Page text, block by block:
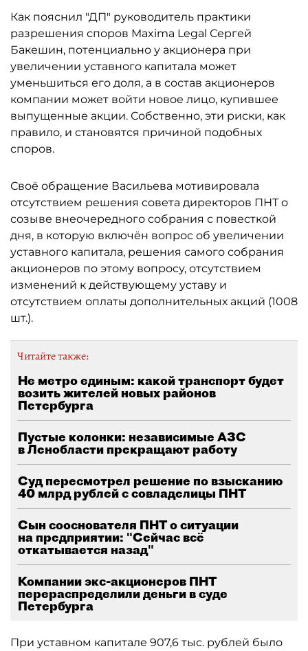
Как пояснил "ДП" руководитель практики
разрешения споров Maxima Legal Сергей
Бакешин, потенциально у акционера при
увеличении уставного капитала может
уменьшиться его доля, а в состав акционеров
компании может войти новое лицо, купившее
выпущенные акции. Собственно, эти риски, как
правило, и становятся причиной подобных
споров.
Своё обращение Васильева мотивировала
отсутствием решения совета директоров ПНТ о
созыве внеочередного собрания с повесткой
дня, в которую включён вопрос об увеличении
уставного капитала, решения самого собрания
акционеров по этому вопросу, отсутствием
изменений к действующему уставу и
отсутствием оплаты дополнительных акций (1008
шт.).
Читайте также:
Не метро единым: какой транспорт будет
возить жителей новых районов
Петербурга
Пустые колонки: независимые АЗС
в Ленобласти прекращают работу
Суд пересмотрел решение по взысканию
40 млрд рублей с совладелицы ПНТ
Сын сооснователя ПНТ о ситуации
на предприятии: "Сейчас всё
откатывается назад"
Компании экс-акционеров ПНТ
перераспределили деньги в суде
Петербурга
При уставном капитале 907,6 тыс. рублей было